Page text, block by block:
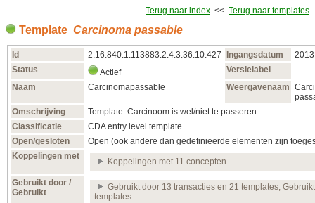
Terug naar index << Terug naar templates
Template Carcinoma passable
Id 2.16.840.1.113883.2.4.3.36.10.427 Ingangsdatum
Status
Actief
Versielabel
Naam
Carcinomapassable Weergavenaam
Omschrijving
Template: Carcinoom is wel/niet te passeren
Classificatie
CDA entry level template
Open/gesloten
Open (ook andere dan gedefinieerde elementen zijn
Koppelingen met
Koppelingen met 11 concepten
Gebruikt door /
Gebruikt
Gebruikt door 13 transacties en 21 templates,
templates